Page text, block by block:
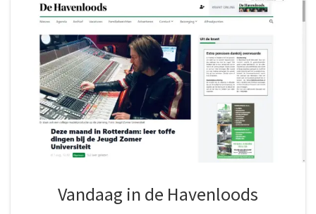
Vandaag in de Havenloods